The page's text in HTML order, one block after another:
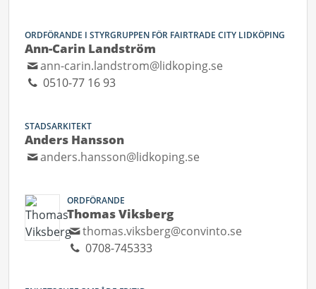
ORDFÖRANDE I STYRGRUPPEN FÖR FAIRTRADE CITY LIDKÖPING
Ann-Carin Landström
ann-carin.landstrom@lidkoping.se
0510-77 16 93
STADSARKITEKT
Anders Hansson
anders.hansson@lidkoping.se
ORDFÖRANDE
Thomas Viksberg
thomas.viksberg@convinto.se
0708-745333